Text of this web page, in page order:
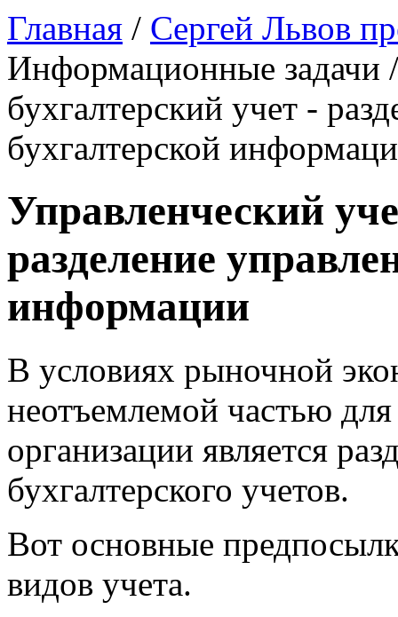
Главная / Сергей Львов
Информационные задачи
бухгалтерский учет -
бухгалтерской
Управленческий
разделение
информации
В условиях рыночной
неотъемлемой частью
организации является
бухгалтерского учетов.
Вот основные
видов учета.